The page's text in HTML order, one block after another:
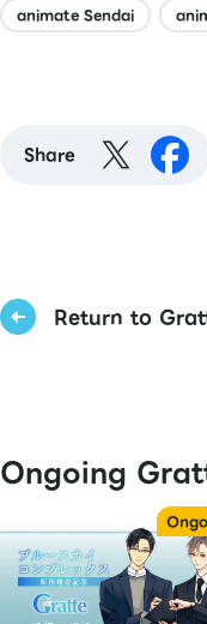
animate Sendai
Share
Return to
Ongoing